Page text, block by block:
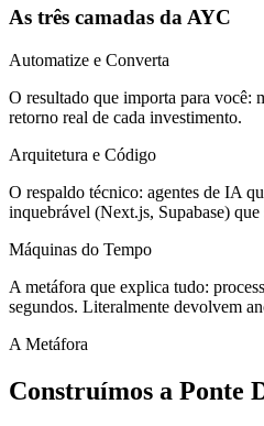
As três camadas da AYC
Automatize e Converta
O resultado que importa para você:
retorno real de cada investimento.
Arquitetura e Código
O respaldo técnico: agentes de IA
inquebrável (Next.js, Supabase) que
Máquinas do Tempo
A metáfora que explica tudo:
segundos. Literalmente devolvem
A Metáfora
Construímos a Ponte